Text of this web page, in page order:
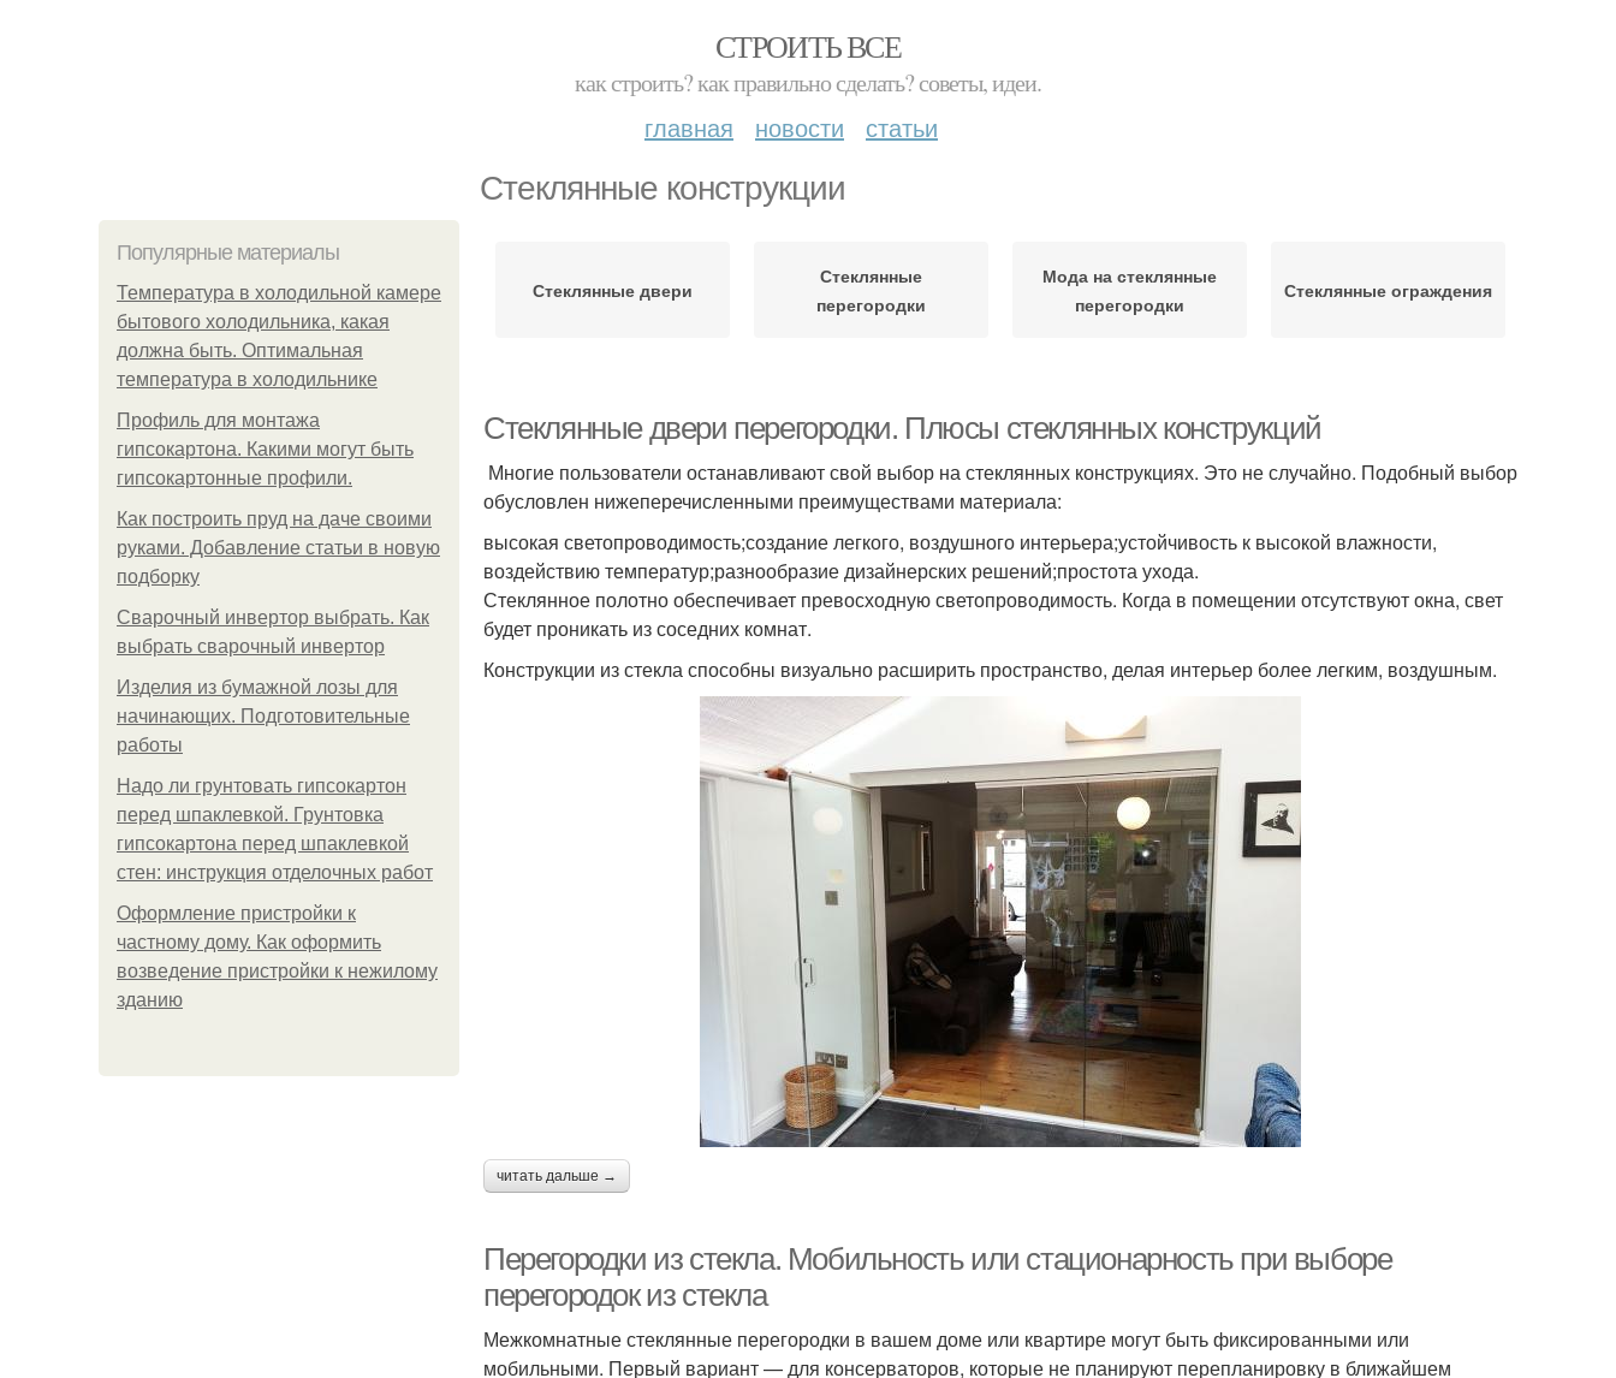
СТРОИТЬ ВСЕ
как строить? как правильно сделать? советы, идеи.
главная новости статьи
Стеклянные конструкции
Популярные материалы
Температура в холодильной камере
бытового холодильника, какая
должна быть. Оптимальная
температура в холодильнике
Профиль для монтажа
гипсокартона. Какими могут быть
гипсокартонные профили.
Как построить пруд на даче своими
руками. Добавление статьи в новую
подборку
Сварочный инвертор выбрать. Как
выбрать сварочный инвертор
Изделия из бумажной лозы для
начинающих. Подготовительные
работы
Надо ли грунтовать гипсокартон
перед шпаклевкой. Грунтовка
гипсокартона перед шпаклевкой
стен: инструкция отделочных работ
Оформление пристройки к
частному дому. Как оформить
возведение пристройки к нежилому
зданию
Стеклянные двери
Стеклянные
перегородки
Мода на стеклянные
перегородки
Стеклянные ограждения
Стеклянные двери перегородки. Плюсы стеклянных конструкций
Многие пользователи останавливают свой выбор на стеклянных конструкциях. Это не случайно. Подобный выбор
обусловлен нижеперечисленными преимуществами материала:
высокая светопроводимость;создание легкого, воздушного интерьера;устойчивость к высокой влажности,
воздействию температур;разнообразие дизайнерских решений;простота ухода.
Стеклянное полотно обеспечивает превосходную светопроводимость. Когда в помещении отсутствуют окна, свет
будет проникать из соседних комнат.
Конструкции из стекла способны визуально расширить пространство, делая интерьер более легким, воздушным.
читать дальше →
Перегородки из стекла. Мобильность или стационарность при выборе
перегородок из стекла
Межкомнатные стеклянные перегородки в вашем доме или квартире могут быть фиксированными или
мобильными. Первый вариант — для консерваторов, которые не планируют перепланировку в ближайшем